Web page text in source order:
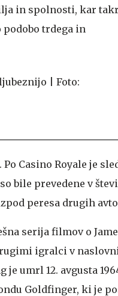
in spolnosti, kar
trdega in
Casino Royale je
bile prevedene v
peresa drugih
serija filmov o
igralci v
umrl 12. avgusta
Goldfinger, ki je